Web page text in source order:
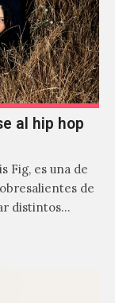
al hip hop
Fig, es una de
de
distintos